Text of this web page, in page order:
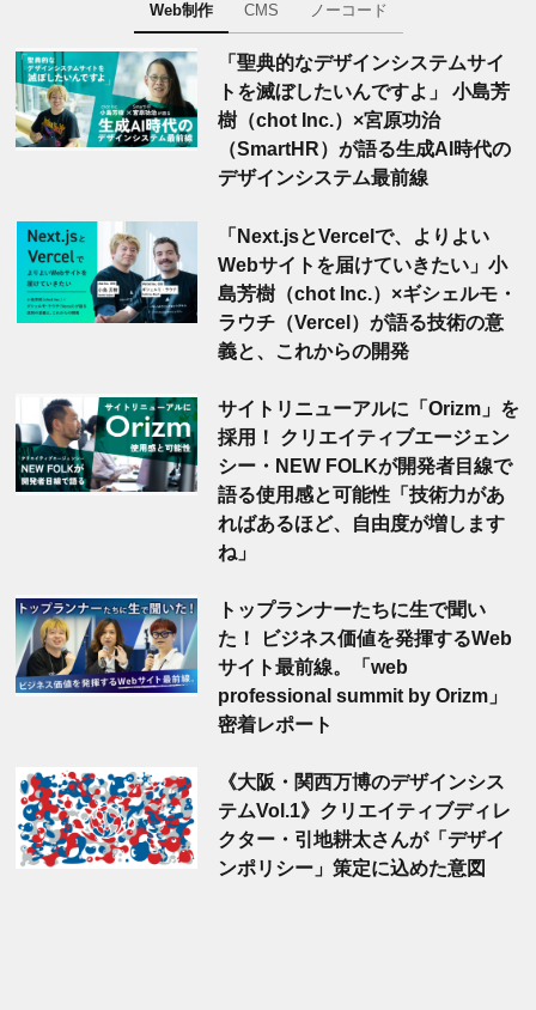
Web制作 CMS ノーコード
「聖典的なデザインシステムサイ
トを滅ぼしたいんですよ」 小島芳
樹（chot Inc.）×宮原功治
（SmartHR）が語る生成AI時代の
デザインシステム最前線
「Next.jsとVercelで、よりよい
Webサイトを届けていきたい」小
島芳樹（chot Inc.）×ギシェルモ・
ラウチ（Vercel）が語る技術の意
義と、これからの開発
サイトリニューアルに「Orizm」を
採用！ クリエイティブエージェン
シー・NEW FOLKが開発者目線で
語る使用感と可能性「技術力があ
ればあるほど、自由度が増します
ね」
トップランナーたちに生で聞い
た！ ビジネス価値を発揮するWeb
サイト最前線。「web
professional summit by Orizm」
密着レポート
《大阪・関西万博のデザインシス
テムVol.1》クリエイティブディレ
クター・引地耕太さんが「デザイ
ンポリシー」策定に込めた意図